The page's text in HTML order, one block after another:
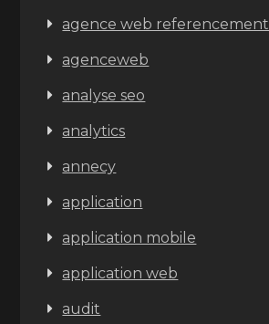
agence web referencement
agenceweb
analyse seo
analytics
annecy
application
application mobile
application web
audit